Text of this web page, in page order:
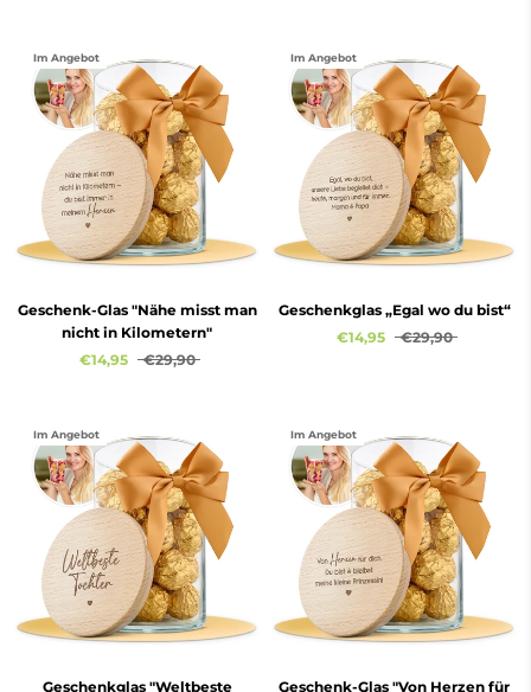
Im Angebot
Geschenk-Glas "Nähe misst man
nicht in Kilometern"
€14,95
€29,90
Im Angebot
Geschenkglas „Egal wo du bist“
€14,95
€29,90
Im Angebot
Geschenkglas "Weltbeste
Im Angebot
Geschenk-Glas "Von Herzen für